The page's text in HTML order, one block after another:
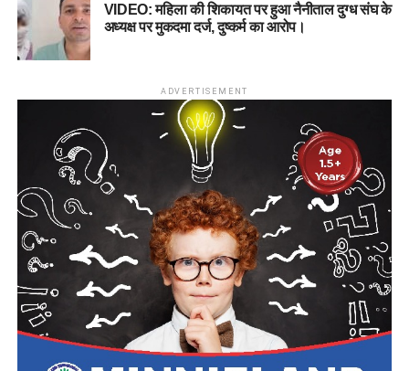
VIDEO: महिला की शिकायत पर हुआ नैनीताल दुग्ध संघ के
अध्यक्ष पर मुकदमा दर्ज, दुष्कर्म का आरोप।
ADVERTISEMENT